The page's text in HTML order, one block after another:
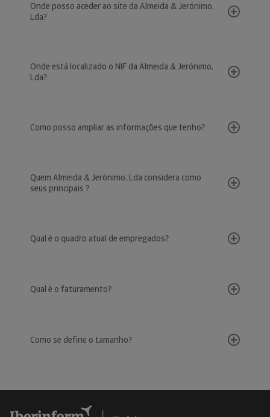
Onde posso aceder ao site da Almeida & Jerónimo,
Lda?
Onde está localizado o NIF da Almeida & Jerónimo,
Lda?
Como posso ampliar as informações que tenho?
Quem Almeida & Jerónimo, Lda considera como
seus principais ?
Qual é o quadro atual de empregados?
Qual é o faturamento?
Como se define o tamanho?